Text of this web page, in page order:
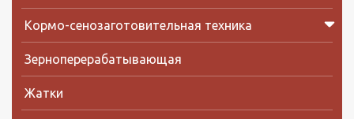
Кормо-сенозаготовительная техника
Зерноперерабатывающая
Жатки